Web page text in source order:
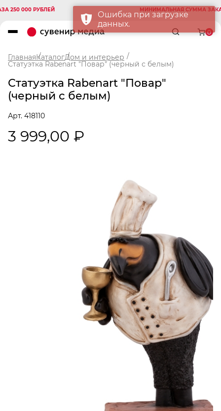
000 РУБЛЕЙ МИНИМАЛЬНАЯ СУММА ЗАКАЗА
0
ГлавнаяКаталогДом и интерьер
Статуэтка Rabenart "Повар" (черный с белым)
Статуэтка Rabenart "Повар"
(черный с белым)
Арт. 418110
3 999,00 ₽
Ошибка при загрузке
данных.